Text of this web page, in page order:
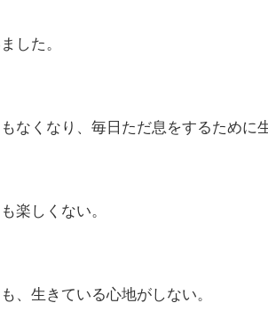
した。
なくなり、毎日ただ息をするために
楽しくない。
、生きている心地がしない。